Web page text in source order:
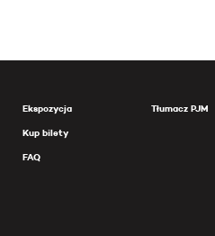
Ekspozycja
Kup bilety
FAQ
Tłumacz PJM